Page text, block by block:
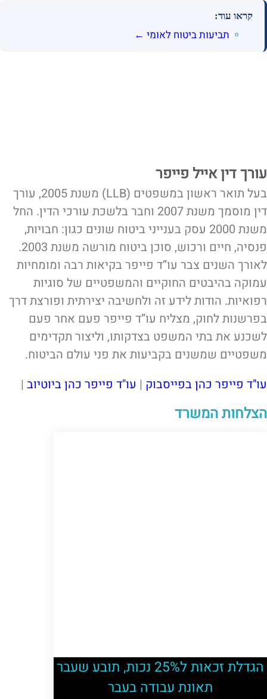
קראו עוד:
תביעות ביטוח לאומי ←
עורך דין אייל פייפר
בעל תואר ראשון במשפטים (LLB) משנת 2005, עורך
דין מוסמך משנת 2007 וחבר בלשכת עורכי הדין. החל
משנת 2000 עסק בענייני ביטוח שונים כגון: חבויות,
פנסיה, חיים ורכוש, סוכן ביטוח מורשה משנת 2003.
לאורך השנים צבר עו”ד פייפר בקיאות רבה ומומחיות
עמוקה בהיבטים החוקיים והמשפטיים של סוגיות
רפואיות. הודות לידע זה ולחשיבה יצירתית ופורצת דרך
בפרשנות לחוק, מצליח עו”ד פייפר פעם אחר פעם
לשכנע את בתי המשפט בצדקותו, וליצור תקדימים
משפטיים שמשנים בקביעות את פני עולם הביטוח.
עו"ד פייפר כהן בפייסבוק | עו"ד פייפר כהן ביוטיוב |
הצלחות המשרד
הגדלת זכאות ל25% נכות, תובע שעבר
תאונת עבודה בעבר